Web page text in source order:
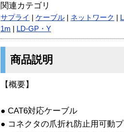
関連カテゴリ
サプライ ケーブル ネットワーク
1m
LD-GP・Y
商品説明
【概要】
● CAT6対応ケーブル
● コネクタの爪折れ防止用可動